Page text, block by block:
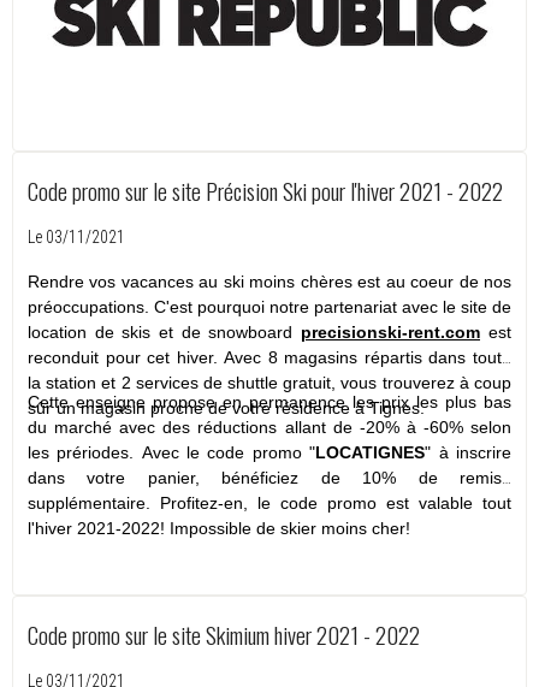
Code promo sur le site Précision Ski pour l'hiver 2021 - 2022
Le 03/11/2021
Rendre vos vacances au ski moins chères est au coeur de nos
préoccupations. C'est pourquoi notre partenariat avec le site de
location de skis et de snowboard precisionski-rent.com est
reconduit pour cet hiver. Avec 8 magasins répartis dans toute
la station et 2 services de shuttle gratuit, vous trouverez à coup
sûr un magasin proche de votre résidence à Tignes.
Cette enseigne propose en permanence les prix les plus bas
du marché avec des réductions allant de -20% à -60% selon
les prériodes. Avec le code promo "LOCATIGNES" à inscrire
dans votre panier, bénéficiez de 10% de remise
supplémentaire. Profitez-en, le code promo est valable tout
l'hiver 2021-2022! Impossible de skier moins cher!
Code promo sur le site Skimium hiver 2021 - 2022
Le 03/11/2021